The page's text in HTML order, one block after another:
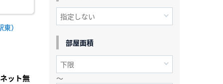
）
ット無
部屋面積
～